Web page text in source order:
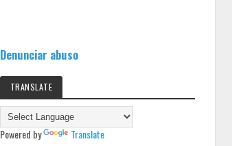
Denunciar abuso
TRANSLATE
Powered by Translate